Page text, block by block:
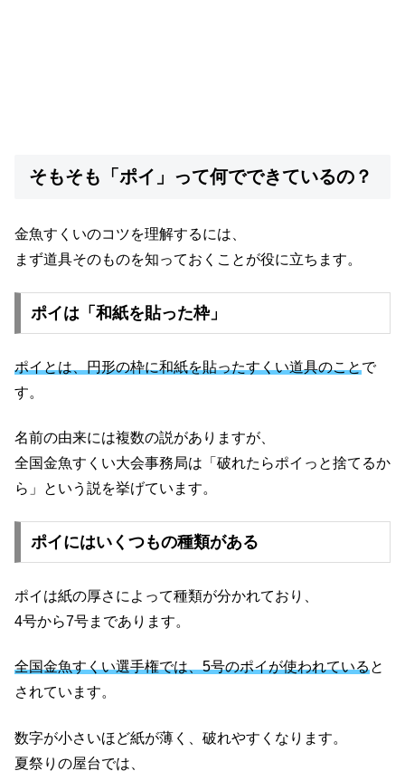
そもそも「ポイ」って何でできているの？
金魚すくいのコツを理解するには、
まず道具そのものを知っておくことが役に立ちます。
ポイは「和紙を貼った枠」
ポイとは、円形の枠に和紙を貼ったすくい道具のことで
す。
名前の由来には複数の説がありますが、
全国金魚すくい大会事務局は「破れたらポイっと捨てるか
ら」という説を挙げています。
ポイにはいくつもの種類がある
ポイは紙の厚さによって種類が分かれており、
4号から7号まであります。
全国金魚すくい選手権では、5号のポイが使われていると
されています。
数字が小さいほど紙が薄く、破れやすくなります。
夏祭りの屋台では、